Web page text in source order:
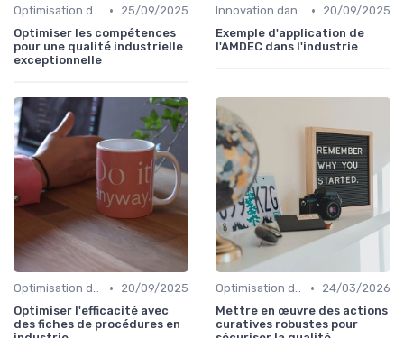
Optimisation des processus •
25/09/2025
Optimiser les compétences
pour une qualité industrielle
exceptionnelle
Innovation dans la qualité •
20/09/2025
Exemple d'application de
l'AMDEC dans l'industrie
Optimisation des processus •
20/09/2025
Optimiser l'efficacité avec
des fiches de procédures en
Optimisation des processus •
24/03/2026
Mettre en œuvre des actions
curatives robustes pour